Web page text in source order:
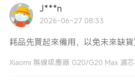
J***n
2026-06-27 08:33
耗品先買起來備用，以免未來缺貨
Xiaomi 無線吸塵器 G20/G20 Max 濾